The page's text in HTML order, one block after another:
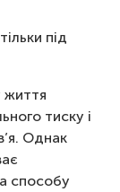
під
життя
тиску і
Однак
способу